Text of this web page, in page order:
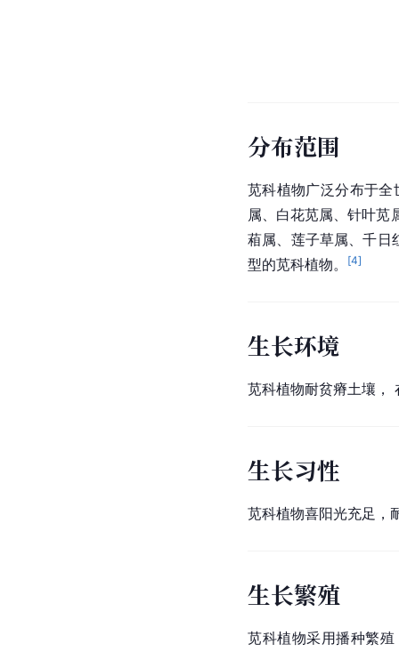
分布范围
苋科植物广泛分布于全
属、白花苋属、针叶苋
葙属、莲子草属、千日
型的苋科植物。
[4]
生长环境
苋科植物耐贫瘠土壤，
生长习性
苋科植物喜阳光充足，
生长繁殖
苋科植物采用播种繁